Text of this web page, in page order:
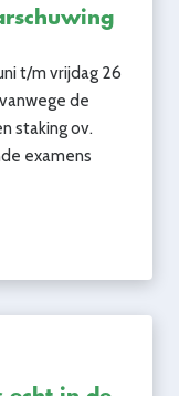
t/m vrijdag 26
de
staking ov.
examens